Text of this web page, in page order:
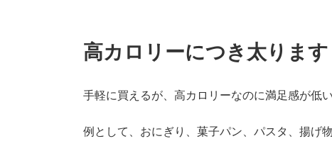
高カロリーにつき太ります
手軽に買えるが、高カロリーなのに満足感が低
例として、おにぎり、菓子パン、パスタ、揚げ